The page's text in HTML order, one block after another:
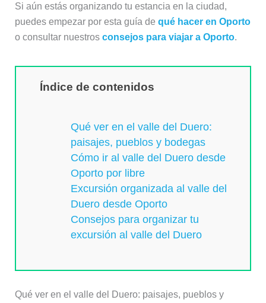
Si aún estás organizando tu estancia en la ciudad,
puedes empezar por esta guía de qué hacer en Oporto
o consultar nuestros consejos para viajar a Oporto.
Índice de contenidos
Qué ver en el valle del Duero:
paisajes, pueblos y bodegas
Cómo ir al valle del Duero desde
Oporto por libre
Excursión organizada al valle del
Duero desde Oporto
Consejos para organizar tu
excursión al valle del Duero
Qué ver en el valle del Duero: paisajes, pueblos y